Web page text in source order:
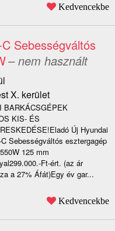
Kedvencekbe
Sebességváltós
– nem használt
X. kerület
BARKÁCSGÉPEK
KIS- ÉS
Új Hyundai
Sebességváltós esztergagép
125 mm
Ft-ért. (az ár
a 27% Áfát)Egy év gar...
Kedvencekbe